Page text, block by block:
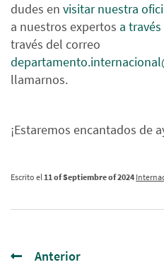
dudes en visitar nuestra
a nuestros expertos a
través del correo
llamarnos.
¡Estaremos encantados de
Escrito el11 of Septiembre of 2024
Anterior